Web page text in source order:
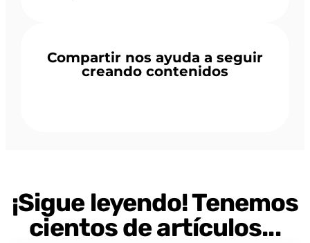
Compartir nos ayuda a seguir
creando contenidos
¡Sigue leyendo! Tenemos
cientos de artículos...